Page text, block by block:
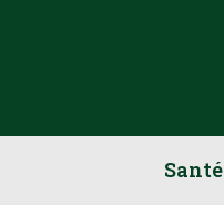
Santé